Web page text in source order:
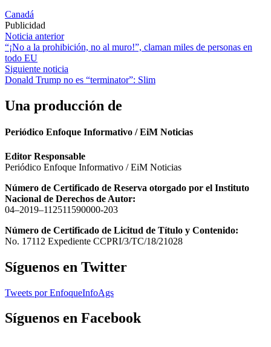
Canadá
Publicidad
Navegación
de
entradas
Noticia anterior
“¡No a la prohibición, no al muro!”, claman miles de personas en
todo EU
Siguiente noticia
Donald Trump no es “terminator”: Slim
Una producción de
Periódico Enfoque Informativo / EiM Noticias
Editor Responsable
Periódico Enfoque Informativo / EiM Noticias
Número de Certificado de Reserva otorgado por el Instituto
Nacional de Derechos de Autor:
04–2019–112511590000-203
Número de Certificado de Licitud de Título y Contenido:
No. 17112 Expediente CCPRI/3/TC/18/21028
Síguenos en Twitter
Tweets por EnfoqueInfoAgs
Síguenos en Facebook